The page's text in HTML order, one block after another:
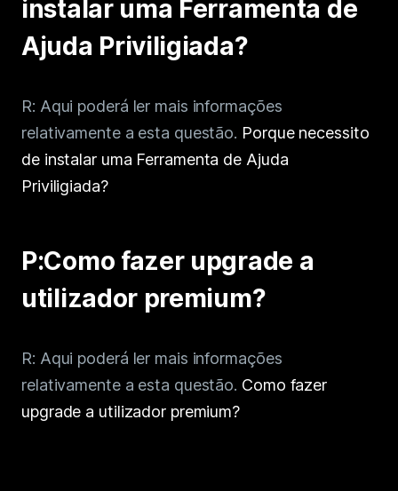
instalar uma Ferramenta de
Ajuda Priviligiada?
R: Aqui poderá ler mais informações
relativamente a esta questão. Porque necessito
de instalar uma Ferramenta de Ajuda
Priviligiada?
P:Como fazer upgrade a
utilizador premium?
R: Aqui poderá ler mais informações
relativamente a esta questão. Como fazer
upgrade a utilizador premium?